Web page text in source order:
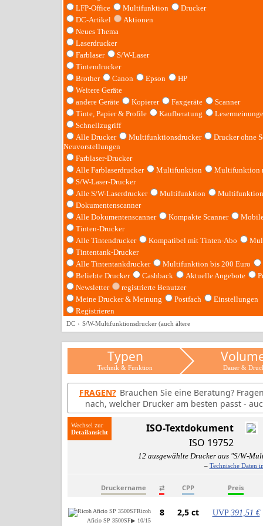
LFP-Office
Multifunktion
Drucker
DC-Artikel
Aktionen
Neues Thema
Laserdrucker
Farblaser
S/W-Laser
Tintendrucker
Brother
Canon Epson
HP
Weitere Geräte
andere Geräte
Kopierer Faxgeräte
Scanner
Tinte, Papier & Profile
Kaufberatung
Schnellzugriff
Alle Drucker
Multifunktionsdrucker
Drucker ohne
Neuvorstellungen
Farblaser-Drucker
Alle Farblaserdrucker
Multifunktion
Multifunktion
S/W-Laser-Drucker
Alle S/W-Laserdrucker
Multifunktion
Dokumentenscanner
Alle Dokumentenscanner
Kompakte Scanner
Tinten-Drucker
Alle Tintendrucker
Kompatibel mit Tinten-Abo
Tintentank-Drucker
Alle Tintentankdrucker
Multifunktion bis 200 Euro
Beliebte Drucker
Cashback Aktuelle Angebote
Newsletter
registrierte Benutzer
Meine Drucker & Meinung
Postfach
Einstellungen
Registrieren
DC S/W-Multifunktionsdrucker (auch ältere
Typen
Technik & Funktion Dauer &
FRAGEN? Brauchen Sie eine Beratung?
nach, welcher Drucker am besten passt -
Wechsel zur
ISO-Textdokument
ISO 19752
12 ausgewählte Drucker aus "S/W-
– Technische Daten
Druckername ⇄ CPP Preis
Ricoh
Aficio SP 3500SF▶ 10/15
8 2,5 ct UVP 391,51 €